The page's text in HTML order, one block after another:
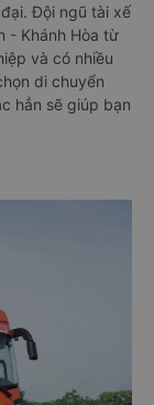
Đội ngũ tài xế
- Khánh Hòa từ
và có nhiều
di chuyển
hẳn sẽ giúp bạn